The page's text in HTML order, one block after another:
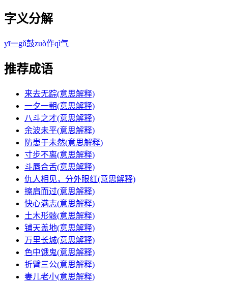
字义分解
yī一gǔ鼓zuò作qì气
推荐成语
来去无踪(意思解释)
一夕一朝(意思解释)
八斗之才(意思解释)
余波未平(意思解释)
防患于未然(意思解释)
寸步不离(意思解释)
斗唇合舌(意思解释)
仇人相见，分外眼红(意思解释)
擦肩而过(意思解释)
快心满志(意思解释)
土木形骸(意思解释)
铺天盖地(意思解释)
万里长城(意思解释)
色中饿鬼(意思解释)
折臂三公(意思解释)
妻儿老小(意思解释)